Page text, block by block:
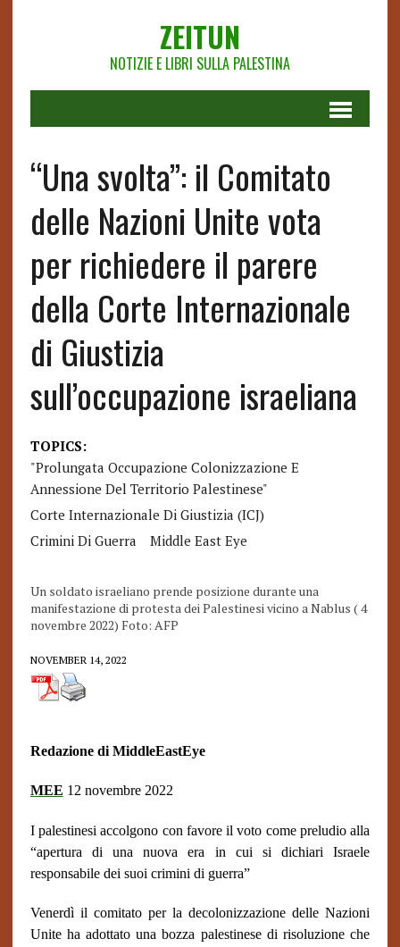
ZEITUN
NOTIZIE E LIBRI SULLA PALESTINA
“Una svolta”: il Comitato
delle Nazioni Unite vota
per richiedere il parere
della Corte Internazionale
di Giustizia
sull’occupazione israeliana
TOPICS:
"prolungata Occupazione Colonizzazione E
Annessione Del Territorio Palestinese"
Corte Internazionale Di Giustizia (ICJ)
Crimini Di Guerra
Middle East Eye
Un soldato israeliano prende posizione durante una
manifestazione di protesta dei Palestinesi vicino a Nablus ( 4
novembre 2022) Foto: AFP
NOVEMBER 14, 2022
Redazione di MiddleEastEye
MEE 12 novembre 2022
I palestinesi accolgono con favore il voto come preludio alla
“apertura di una nuova era in cui si dichiari Israele
responsabile dei suoi crimini di guerra”
Venerdì il comitato per la decolonizzazione delle Nazioni
Unite ha adottato una bozza palestinese di risoluzione che